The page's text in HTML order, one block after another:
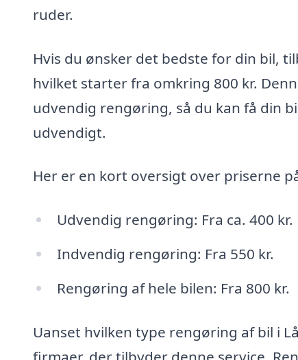
ruder.
Hvis du ønsker det bedste for din bil,
hvilket starter fra omkring 800 kr.
udvendig rengøring, så du kan få din
udvendigt.
Her er en kort oversigt over priserne
Udvendig rengøring: Fra ca. 400 kr.
Indvendig rengøring: Fra 550 kr.
Rengøring af hele bilen: Fra 800 kr.
Uanset hvilken type rengøring af bil i